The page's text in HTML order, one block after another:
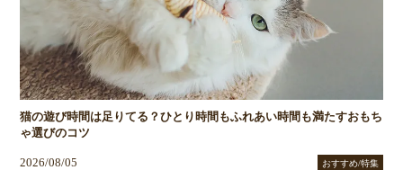
猫の遊び時間は足りてる？ひとり時間もふれあい時間も満たすおもち
ゃ選びのコツ
2026/08/05 おすすめ/特集